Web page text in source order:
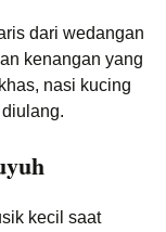
dari wedangan
kenangan yang
nasi kucing
kecil saat